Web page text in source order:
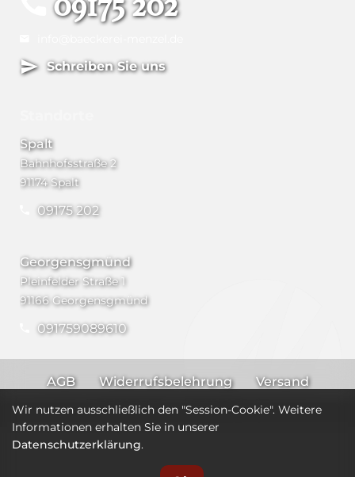
Schreiben Sie uns
Spalt
Bahnhofsstraße 2
91174 Spalt
09175 202
Georgensgmünd
Pleinfelder Straße 1
91166 Georgensgmünd
091759089610
AGB Widerrufsbelehrung
Versand
Impressum
Datenschutz
Wir nutzen ausschließlich den "Session-Cookie". Weitere
Informationen erhalten Sie in unserer
Datenschutzerklärung.